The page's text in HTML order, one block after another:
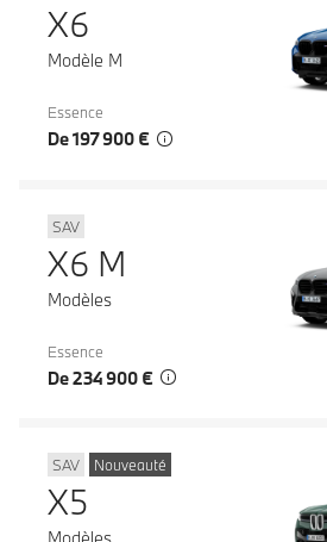
X6
Modèle M
Essence
De 197 900 €
SAV
X6 M
Modèles
Essence
De 234 900 €
SAV Nouveauté
X5